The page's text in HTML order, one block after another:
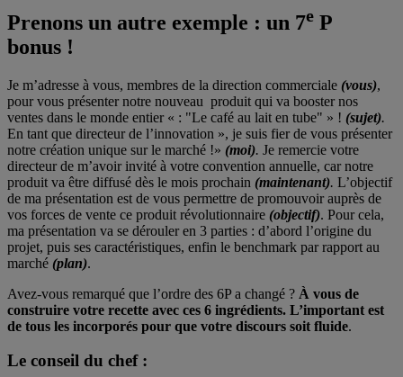
Prenons un autre exemple : un 7e P
bonus !
Je m’adresse à vous, membres de la direction commerciale (vous),
pour vous présenter notre nouveau produit qui va booster nos
ventes dans le monde entier « : "Le café au lait en tube" » ! (sujet).
En tant que directeur de l’innovation », je suis fier de vous présenter
notre création unique sur le marché !» (moi). Je remercie votre
directeur de m’avoir invité à votre convention annuelle, car notre
produit va être diffusé dès le mois prochain (maintenant). L’objectif
de ma présentation est de vous permettre de promouvoir auprès de
vos forces de vente ce produit révolutionnaire (objectif). Pour cela,
ma présentation va se dérouler en 3 parties : d’abord l’origine du
projet, puis ses caractéristiques, enfin le benchmark par rapport au
marché (plan).
Avez-vous remarqué que l’ordre des 6P a changé ? À vous de
construire votre recette avec ces 6 ingrédients. L’important est
de tous les incorporés pour que votre discours soit fluide.
Le conseil du chef :